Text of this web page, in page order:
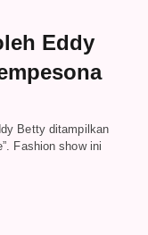
Eddy
Betty ditampilkan
Fashion show ini